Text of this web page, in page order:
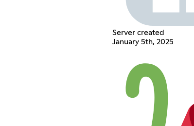
Server created
January 5th, 2025